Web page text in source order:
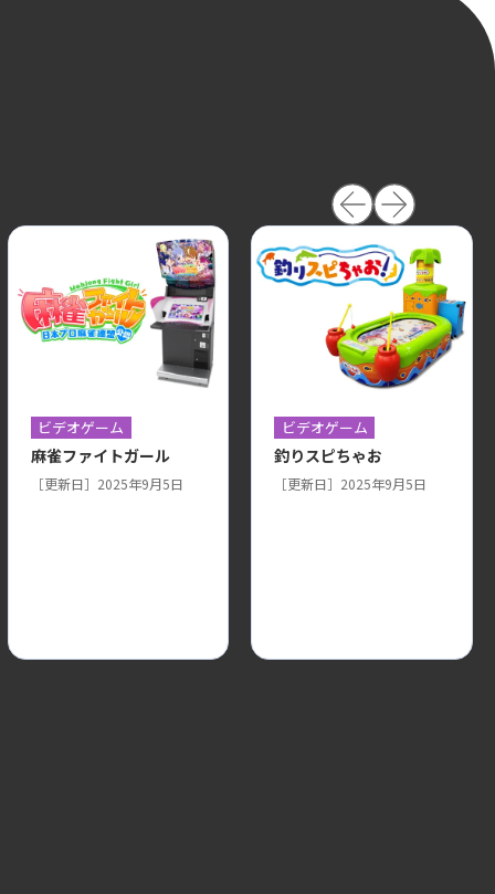
ビデオゲーム
麻雀ファイトガール
［更新日］2025年9月5日
ビデオゲーム
釣りスピちゃお
［更新日］2025年9月5日